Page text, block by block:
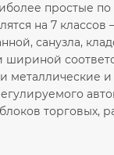
простые
на 7
санузла,
шириной
металлические
торговых,